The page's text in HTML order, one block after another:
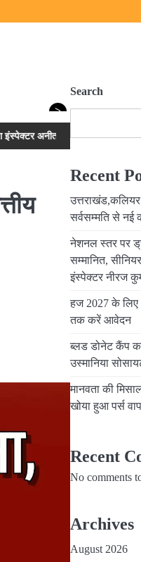
>
भारती और सीनियर ड्रग
Search
Recent
सर्वसम्मति से नई
नेशनल स्तर पर
सम्मानित,
इंस्पेक्टर नीरज
हज 2027 के लिए
तक करें आवेदन
ब्लड डोनेट कैंप
उस्मानिया
मानवता की
खोया हुआ पर्स
Recent
No comments
Archives
August 2026